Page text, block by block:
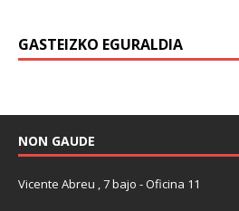
GASTEIZKO EGURALDIA
NON GAUDE
Vicente Abreu , 7 bajo - Oficina 11